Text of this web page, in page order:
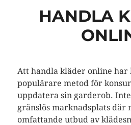
HANDLA
Att handla kläder online
populärare metod för
uppdatera sin garderob.
gränslös marknadsplats där
omfattande utbud av